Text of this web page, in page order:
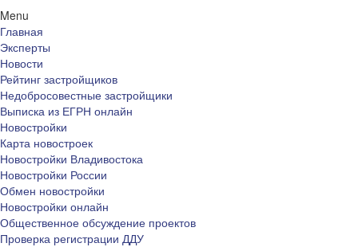
Menu
Главная
Эксперты
Новости
Рейтинг застройщиков
Недобросовестные застройщики
Выписка из ЕГРН онлайн
Новостройки
Карта новостроек
Новостройки Владивостока
Новостройки России
Обмен новостройки
Новостройки онлайн
Общественное обсуждение проектов
Проверка регистрации ДДУ